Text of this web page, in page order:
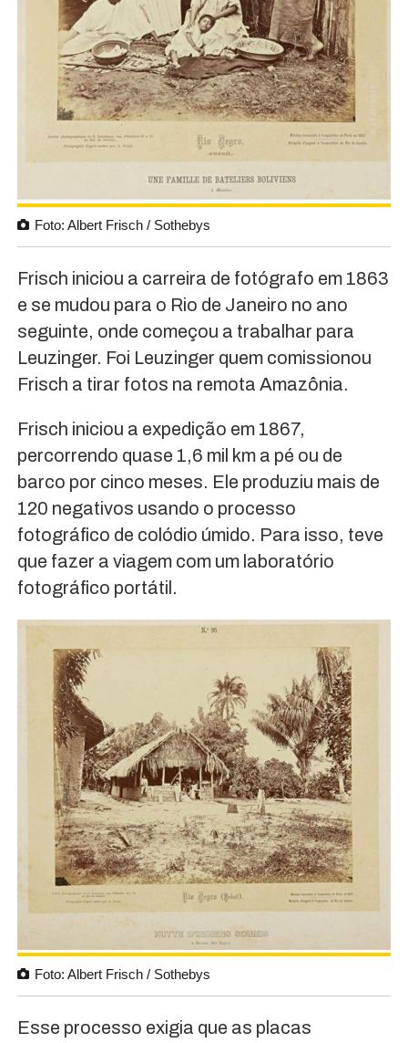
Foto: Albert Frisch / Sothebys
Frisch iniciou a carreira de fotógrafo em 1863
e se mudou para o Rio de Janeiro no ano
seguinte, onde começou a trabalhar para
Leuzinger. Foi Leuzinger quem comissionou
Frisch a tirar fotos na remota Amazônia.
Frisch iniciou a expedição em 1867,
percorrendo quase 1,6 mil km a pé ou de
barco por cinco meses. Ele produziu mais de
120 negativos usando o processo
fotográfico de colódio úmido. Para isso, teve
que fazer a viagem com um laboratório
fotográfico portátil.
Foto: Albert Frisch / Sothebys
Esse processo exigia que as placas